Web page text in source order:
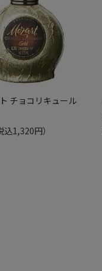
チョコリキュール
込1,320円）